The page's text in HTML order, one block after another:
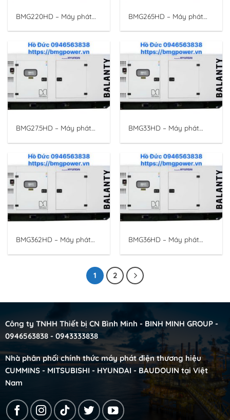
BMG220HD – Máy phát
200KVA/160KW 3 pha
BMG265HD – Máy phát
240KVA/192KW 3 pha
BMG27.5HD – Máy phát
25KVA/20KW 3 pha.
HYUNDAI BALANTY
BMG33HD – Máy phát
30KVA/24KW 3 pha.
HYUNDAI BANLANTY
BMG362HD – Máy phát
330KVA/264KW 3 pha
BMG36HD – Máy phát
33KVA/26.4KW 3 pha.
HYUNDAI BALANTY
1 2
Công ty TNHH Thiết bị CN Bình Minh - BINH MINH GROUP -
0946563838 - 0943333838
Nhà phân phối chính thức máy phát điện thương hiệu
CUMMINS - MITSUBISHI - HYUNDAI - BAUDOUIN tại Việt
Nam